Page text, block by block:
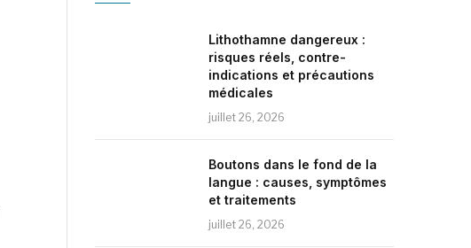
Lithothamne dangereux :
risques réels, contre-
indications et précautions
médicales
juillet 26, 2026
Boutons dans le fond de la
langue : causes, symptômes
et traitements
juillet 26, 2026